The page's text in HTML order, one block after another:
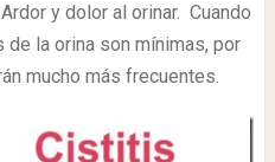
y dolor al orinar. Cuando
la orina son mínimas, por
mucho más frecuentes.